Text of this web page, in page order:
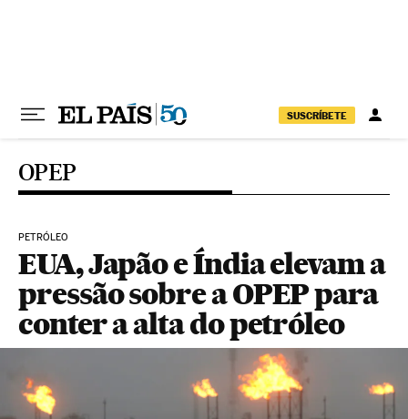
SUSCRÍBETE
OPEP
PETRÓLEO
EUA, Japão e Índia elevam a
pressão sobre a OPEP para
conter a alta do petróleo